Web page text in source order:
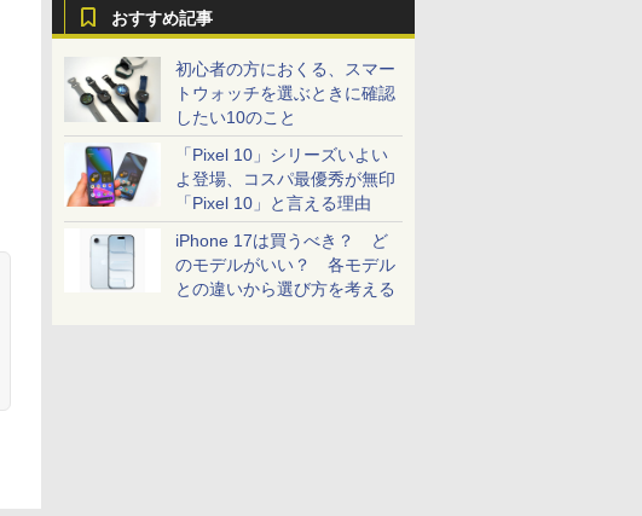
おすすめ記事
初心者の方におくる、スマー
トウォッチを選ぶときに確認
したい10のこと
「Pixel 10」シリーズいよい
よ登場、コスパ最優秀が無印
「Pixel 10」と言える理由
iPhone 17は買うべき？ ど
のモデルがいい？ 各モデル
との違いから選び方を考える